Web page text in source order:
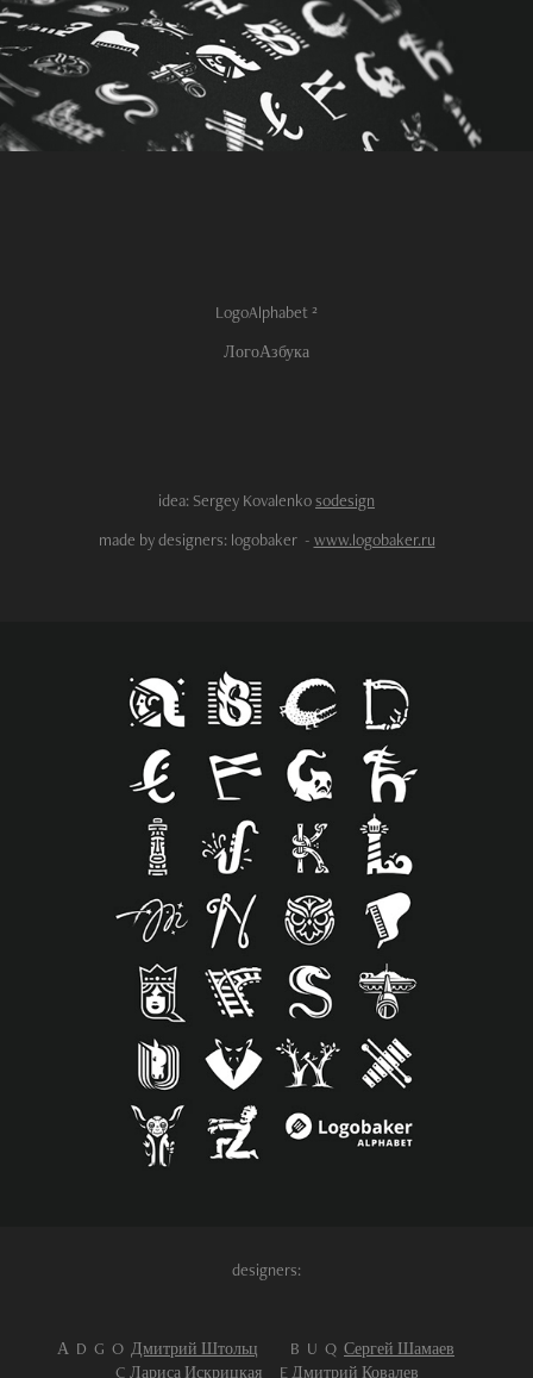
LogoAlphabet ²
ЛогоАзбука
idea: Sergey Kovalenkosodesign
made by designers: logobaker - www.logobaker.ru
designers:
А D G O Дмитрий Штольц B U Q Сергей Шамаев
C Лариса Искрицкая EДмитрий Ковалев